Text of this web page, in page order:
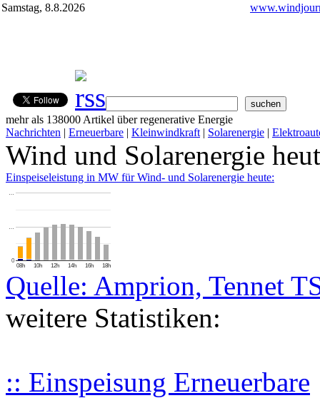
Samstag, 8.8.2026
mehr als 138000 Artikel über regenerative Energie
Nachrichten | Erneuerbare | Kleinwindkraft | Solarenergie |
Wind und Solarenergie
Einspeiseleistung in MW für Wind- und Solarenergie heute:
08h 10h 12h 14h 16h 18h
0
…
…
Quelle: Amprion, Tennet
weitere Statistiken:
:: Einspeisung Erneuerbare